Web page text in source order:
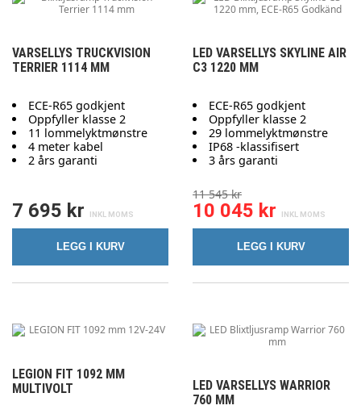
VARSELLYS TRUCKVISION
TERRIER 1114 MM
ECE-R65 godkjent
Oppfyller klasse 2
11 lommelyktmønstre
4 meter kabel
2 års garanti
7 695 kr
LEGG I KURV
LED VARSELLYS SKYLINE AIR
C3 1220 MM
ECE-R65 godkjent
Oppfyller klasse 2
29 lommelyktmønstre
IP68 -klassifisert
3 års garanti
11 545 kr
10 045 kr
LEGG I KURV
LEGION FIT 1092 MM
MULTIVOLT
LED VARSELLYS WARRIOR
760 MM